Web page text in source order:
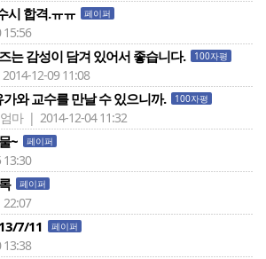
시 합격.ㅠㅠ 페이퍼
는 감성이 담겨 있어서 좋습니다. 100자평
12-09 11:08
와 교수를 만날 수 있으니까. 100자평
마 | 2014-12-04 11:32
~ 페이퍼
페이퍼
7/11 페이퍼